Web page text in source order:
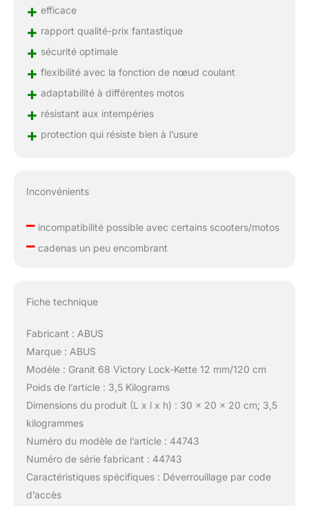
+ efficace
+ rapport qualité-prix fantastique
+ sécurité optimale
+ flexibilité avec la fonction de nœud coulant
+ adaptabilité à différentes motos
+ résistant aux intempéries
+ protection qui résiste bien à l’usure
Inconvénients
–incompatibilité possible avec certains scooters/motos
–cadenas un peu encombrant
Fiche technique
Fabricant : ABUS
Marque : ABUS
Modèle : Granit 68 Victory Lock-Kette 12 mm/120 cm
Poids de l’article : 3,5 Kilograms
Dimensions du produit (L x l x h) : 30 x 20 x 20 cm; 3,5
kilogrammes
Numéro du modèle de l’article : 44743
Numéro de série fabricant : 44743
Caractéristiques spécifiques : Déverrouillage par code
d’accès